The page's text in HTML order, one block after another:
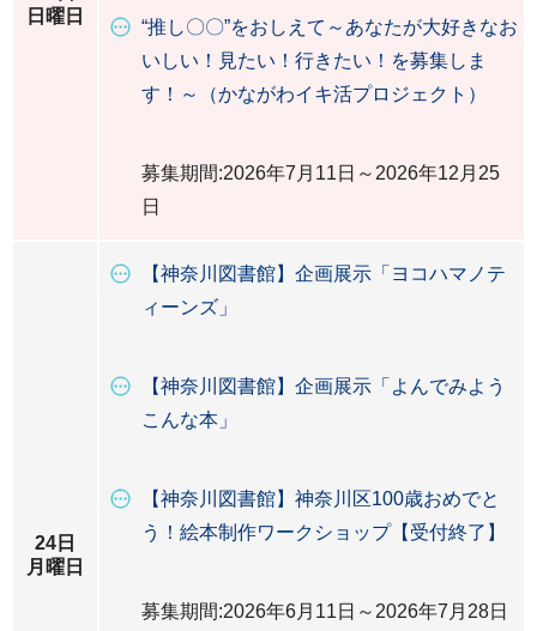
日曜日
“推し〇〇”をおしえて～あなたが大好きなお
いしい！見たい！行きたい！を募集しま
す！～（かながわイキ活プロジェクト）
募集期間:2026年7月11日～2026年12月25
日
24日
月曜日
【神奈川図書館】企画展示「ヨコハマノテ
ィーンズ」
【神奈川図書館】企画展示「よんでみよう
こんな本」
【神奈川図書館】神奈川区100歳おめでと
う！絵本制作ワークショップ【受付終了】
募集期間:2026年6月11日～2026年7月28日